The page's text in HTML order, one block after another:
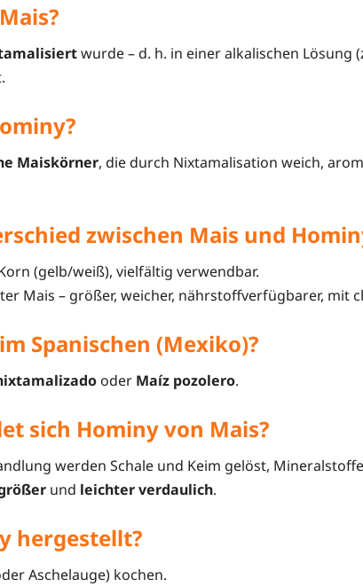
wurde – d. h. in einer alkalischen Lösung
Maiskörner, die durch Nixtamalisation weich,
zwischen Mais und
(gelb/weiß), vielfältig verwendbar.
Mais – größer, weicher, nährstoffverfügbarer, mit
Spanischen (Mexiko)?
oder Maíz pozolero.
sich Hominy von Mais?
werden Schale und Keim gelöst,
und leichter verdaulich.
hergestellt?
Aschelauge) kochen.